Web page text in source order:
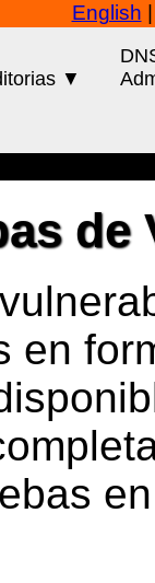
English
▼
de
en